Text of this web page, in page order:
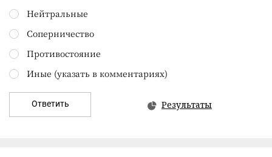
Нейтральные
Соперничество
Противостояние
Иные (указать в комментариях)
Ответить Результаты